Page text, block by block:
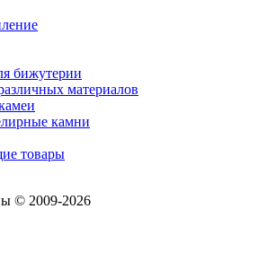
бижутерии
материалов
камни
товары
© 2009-2026